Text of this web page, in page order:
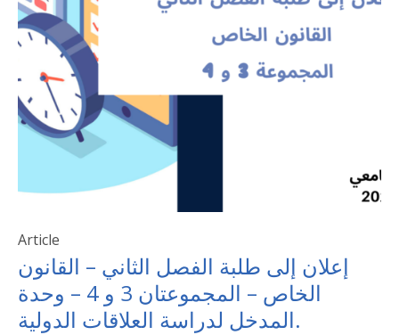
Article
إعلان إلى طلبة الفصل الثاني – القانون
الخاص – المجموعتان 3 و 4 – وحدة
المدخل لدراسة العلاقات الدولية.